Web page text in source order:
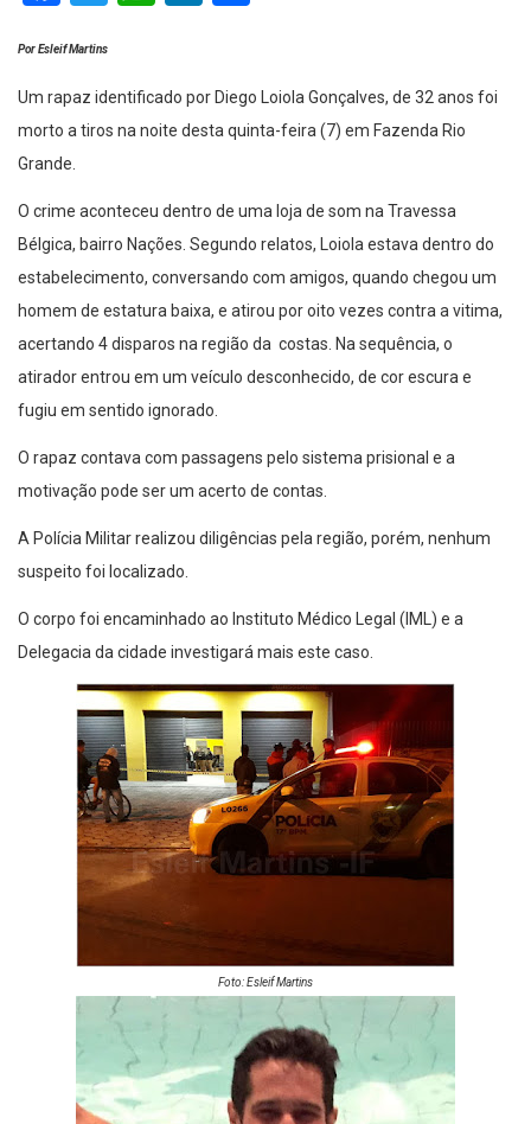
Por Esleif Martins
Um rapaz identificado por Diego Loiola Gonçalves, de 32 anos foi
morto a tiros na noite desta quinta-feira (7) em Fazenda Rio
Grande.
O crime aconteceu dentro de uma loja de som na Travessa
Bélgica, bairro Nações. Segundo relatos, Loiola estava dentro do
estabelecimento, conversando com amigos, quando chegou um
homem de estatura baixa, e atirou por oito vezes contra a vitima,
acertando 4 disparos na região da costas. Na sequência, o
atirador entrou em um veículo desconhecido, de cor escura e
fugiu em sentido ignorado.
O rapaz contava com passagens pelo sistema prisional e a
motivação pode ser um acerto de contas.
A Polícia Militar realizou diligências pela região, porém, nenhum
suspeito foi localizado.
O corpo foi encaminhado ao Instituto Médico Legal (IML) e a
Delegacia da cidade investigará mais este caso.
Foto: Esleif Martins